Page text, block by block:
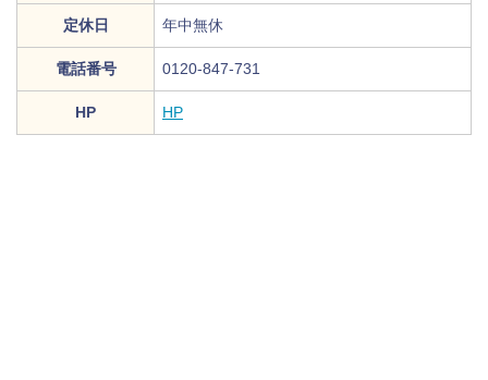
定休日 年中無休
電話番号 0120-847-731
HP HP